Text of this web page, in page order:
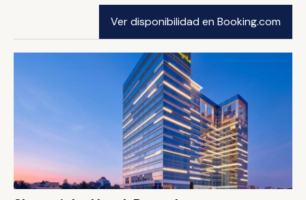
Ver disponibilidad en Booking.com